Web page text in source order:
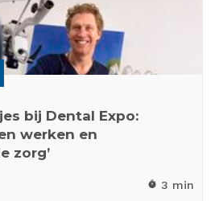
bij Dental Expo:
werken en
zorg’
timer 3 min